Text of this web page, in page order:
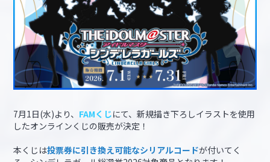
7月1日(水)より、 FAMくじにて、新規描き下ろしイラストを使用
したオンラインくじの販売が決定！
本くじは投票券に引き換え可能なシリアルコードが付いてく